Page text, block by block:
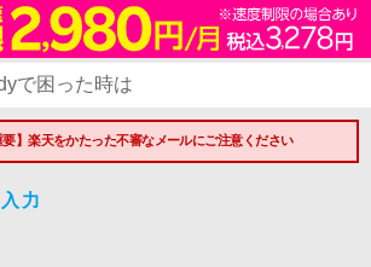
で困った時は
要】楽天をかたった不審なメールにご注意ください
力